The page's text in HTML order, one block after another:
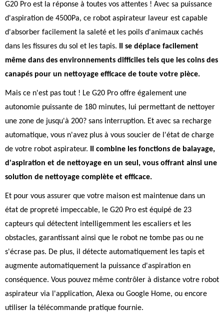
G20 Pro est la réponse à toutes vos attentes ! Avec sa puissance
d'aspiration de 4500Pa, ce robot aspirateur laveur est capable
d'absorber facilement la saleté et les poils d'animaux cachés
dans les fissures du sol et les tapis.
Il se déplace facilement
même dans des environnements difficiles tels que les coins des
canapés pour un nettoyage efficace de toute votre pièce.
Mais ce n'est pas tout ! Le G20 Pro offre également une
autonomie puissante de 180 minutes, lui permettant de nettoyer
une zone de jusqu'à 200? sans interruption. Et avec sa recharge
automatique, vous n'avez plus à vous soucier de l'état de charge
de votre robot aspirateur.
Il combine les fonctions de balayage,
d'aspiration et de nettoyage en un seul, vous offrant ainsi une
solution de nettoyage complète et efficace.
Et pour vous assurer que votre maison est maintenue dans un
état de propreté impeccable, le G20 Pro est équipé de 23
capteurs qui détectent intelligemment les escaliers et les
obstacles, garantissant ainsi que le robot ne tombe pas ou ne
s'écrase pas. De plus, il détecte automatiquement les tapis et
augmente automatiquement la puissance d'aspiration en
conséquence. Vous pouvez même contrôler à distance votre robot
aspirateur via l'application, Alexa ou Google Home, ou encore
utiliser la télécommande pratique fournie.